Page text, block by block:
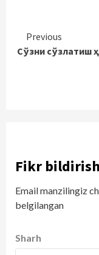
Continue
Reading
Previous
Сўзни сўзлатиш
Fikr bildirish
Email manzilingiz
belgilangan
Sharh